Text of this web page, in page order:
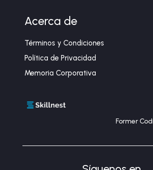
Acerca de
Términos y Condiciones
Política de Privacidad
Memoria Corporativa
Former